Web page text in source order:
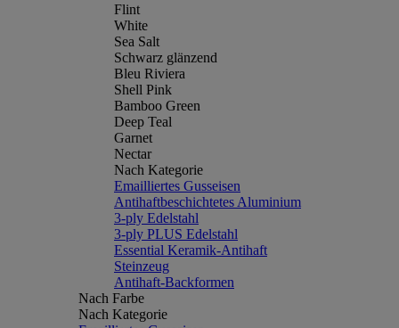
Flint
White
Sea Salt
Schwarz glänzend
Bleu Riviera
Shell Pink
Bamboo Green
Deep Teal
Garnet
Nectar
Nach Kategorie
Emailliertes Gusseisen
Antihaftbeschichtetes Aluminium
3-ply Edelstahl
3-ply PLUS Edelstahl
Essential Keramik-Antihaft
Steinzeug
Antihaft-Backformen
Nach Farbe
Nach Kategorie